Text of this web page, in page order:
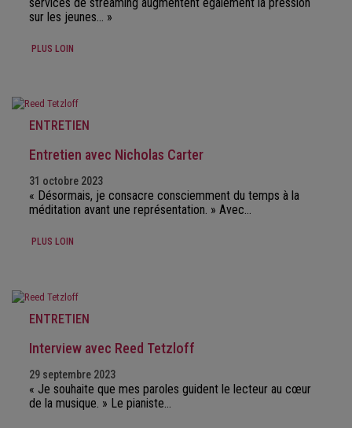
sur les jeunes… »
PLUS LOIN
ENTRETIEN
Entretien avec Nicholas Carter
31 octobre 2023
« Désormais, je consacre consciemment du temps à la
méditation avant une représentation. » Avec…
PLUS LOIN
ENTRETIEN
Interview avec Reed Tetzloff
29 septembre 2023
« Je souhaite que mes paroles guident le lecteur au cœur
de la musique. » Le pianiste…